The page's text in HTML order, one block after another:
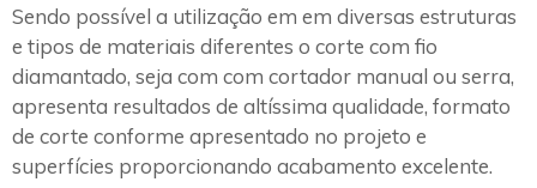
Sendo possível a utilização em em diversas estruturas
e tipos de materiais diferentes o corte com fio
diamantado, seja com com cortador manual ou serra,
apresenta resultados de altíssima qualidade, formato
de corte conforme apresentado no projeto e
superfícies proporcionando acabamento excelente.